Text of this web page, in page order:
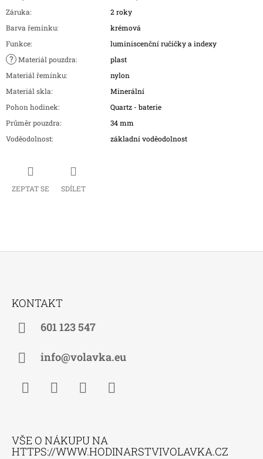
Záruka:
2 roky
Barva řemínku:
krémová
Funkce: luminiscenční ručičky a indexy
? Materiál pouzdra:
plast
Materiál řemínku:
nylon
Materiál skla:
Minerální
Pohon hodinek:
Quartz - baterie
Průměr pouzdra:
34 mm
Voděodolnost: základní voděodolnost
ZEPTAT SE SDÍLET
KONTAKT
601 123 547
info@volavka.eu
VŠE O NÁKUPU NA
HTTPS://WWW.HODINARSTVIVOLAVKA.CZ